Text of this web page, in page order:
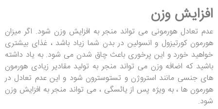
افزایش وزن
عدم تعادل هورمونی می تواند منجر به افزایش وزن شود. اگر میزان
هورمون کورتیزول و انسولین در بدن شما زیاد باشد ، غذای بیشتری
خواهید خورد و این پرخوری باعث چاق شدن می شود. به یاد داشته
باشید که اضافه وزن می تواند منجر به تولید مقادیر زیادی هورمون
های جنسی مانند استروژن و تستوسترون شود و این عدم تعادل در
هورمون ها ، به ویژه پس از یائسگی ، می تواند منجر به افزایش وزن
شود.